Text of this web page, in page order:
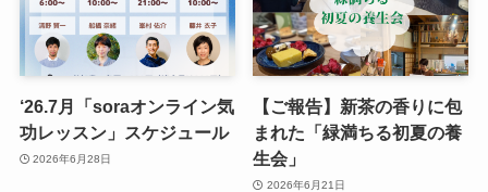
‘26.7月「soraオンライン気
功レッスン」スケジュール
2026年6月28日
【ご報告】新茶の香りに包
まれた「緑満ちる初夏の養
生会」
2026年6月21日